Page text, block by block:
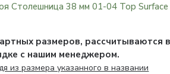
Столешница 38 мм 01-04 Top Surface
размеров, рассчитываются в
с нашим менеджером.
из размера указанного в названии